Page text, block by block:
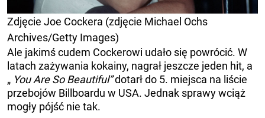
Zdjęcie Joe Cockera (zdjęcie Michael Ochs
Archives/Getty Images)
Ale jakimś cudem Cockerowi udało się powrócić. W
latach zażywania kokainy, nagrał jeszcze jeden hit, a
„ You Are So Beautiful”dotarł do 5. miejsca na liście
przebojów Billboardu w USA. Jednak sprawy wciąż
mogły pójść nie tak.